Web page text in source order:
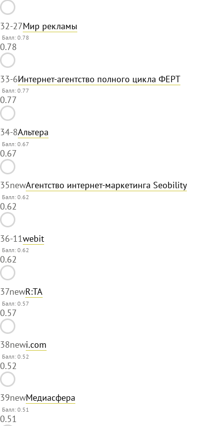
32-27Мир рекламы
Балл: 0.78
0.78
33-6Интернет-агентство полного цикла ФЕРТ
Балл: 0.77
0.77
34-8Альтера
Балл: 0.67
0.67
35newАгентство интернет-маркетинга Seobility
Балл: 0.62
0.62
36-11webit
Балл: 0.62
0.62
37newR:TA
Балл: 0.57
0.57
38newi.com
Балл: 0.52
0.52
39newМедиасфера
Балл: 0.51
0.51